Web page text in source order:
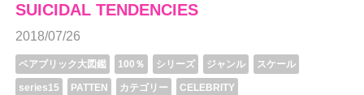
SUICIDAL TENDENCIES
2018/07/26
ベアブリック大図鑑 100％ シリーズ ジャンル スケール
series15 PATTEN カテゴリー CELEBRITY